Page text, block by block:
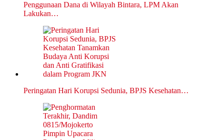
Penggunaan Dana di Wilayah Bintara, LPM Akan
Lakukan…
Peringatan Hari Korupsi Sedunia, BPJS Kesehatan…